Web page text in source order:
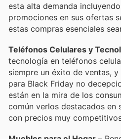
esta alta demanda
promociones en sus ofertas
estas compras esenciales
Teléfonos Celulares y
tecnología en teléfonos
siempre un éxito de ventas,
para Black Friday no
están en la mira de los
común verlos destacados en
con precios muy